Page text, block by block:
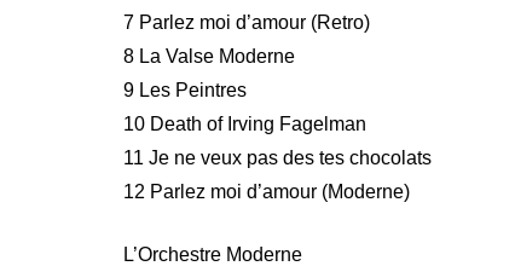
7 Parlez moi d’amour (Retro)
8 La Valse Moderne
9 Les Peintres
10 Death of Irving Fagelman
11 Je ne veux pas des tes chocolats
12 Parlez moi d’amour (Moderne)
L’Orchestre Moderne